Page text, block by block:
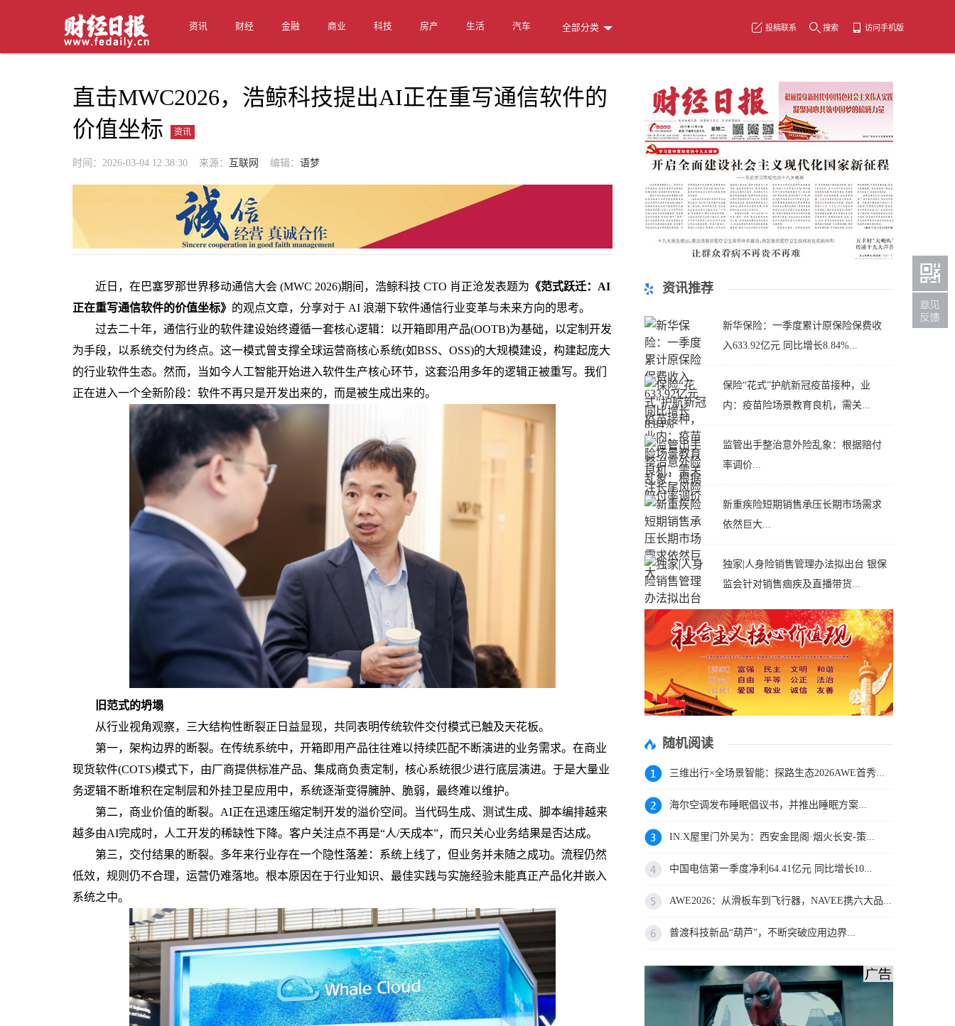
资讯 财经 金融 商业 科技 房产 生活 汽车 全部分类 访问手机版
搜索
投稿联系
直击MWC2026，浩鲸科技提出AI正在重写通信软件的
价值坐标
资讯
时间：2026-03-04 12:38:30 来源： 互联网 编辑： 语梦
近日，在巴塞罗那世界移动通信大会 (MWC 2026)期间，浩鲸科技 CTO 肖正沧发表题为 《范式跃迁：AI
正在重写通信软件的价值坐标》 的观点文章，分享对于 AI 浪潮下软件通信行业变革与未来方向的思考。
过去二十年，通信行业的软件建设始终遵循一套核心逻辑：以开箱即用产品(OOTB)为基础，以定制开发
为手段，以系统交付为终点。这一模式曾支撑全球运营商核心系统(如BSS、OSS)的大规模建设，构建起庞大
的行业软件生态。然而，当如今人工智能开始进入软件生产核心环节，这套沿用多年的逻辑正被重写。我们
正在进入一个全新阶段：软件不再只是开发出来的，而是被生成出来的。
旧范式的坍塌
从行业视角观察，三大结构性断裂正日益显现，共同表明传统软件交付模式已触及天花板。
第一，架构边界的断裂。在传统系统中，开箱即用产品往往难以持续匹配不断演进的业务需求。在商业
现货软件(COTS)模式下，由厂商提供标准产品、集成商负责定制，核心系统很少进行底层演进。于是大量业
务逻辑不断堆积在定制层和外挂卫星应用中，系统逐渐变得臃肿、脆弱，最终难以维护。
第二，商业价值的断裂。AI正在迅速压缩定制开发的溢价空间。当代码生成、测试生成、脚本编排越来
越多由AI完成时，人工开发的稀缺性下降。客户关注点不再是“人/天成本”，而只关心业务结果是否达成。
第三，交付结果的断裂。多年来行业存在一个隐性落差：系统上线了，但业务并未随之成功。流程仍然
低效，规则仍不合理，运营仍难落地。根本原因在于行业知识、最佳实践与实施经验未能真正产品化并嵌入
系统之中。
资讯推荐
新华保险：一季度累计原保险保费收
入633.92亿元 同比增长8.84%...
保险“花式”护航新冠疫苗接种，业
内：疫苗险场景教育良机，需关...
监管出手整治意外险乱象：根据赔付
率调价...
新重疾险短期销售承压长期市场需求
依然巨大...
独家|人身险销售管理办法拟出台 银保
监会针对销售痼疾及直播带货...
随机阅读
三维出行×全场景智能：探路生态2026AWE首秀...
海尔空调发布睡眠倡议书，并推出睡眠方案...
IN.X屋里门外吴为：西安金昆阁·烟火长安-策...
中国电信第一季度净利64.41亿元 同比增长10...
AWE2026：从滑板车到飞行器，NAVEE携六大品...
普渡科技新品“葫芦”，不断突破应用边界...